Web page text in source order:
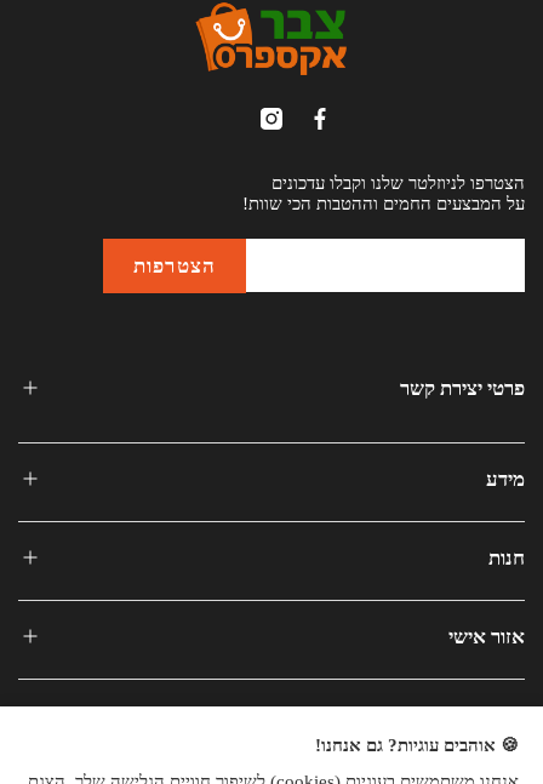
הצטרפו לניוזלטר שלנו וקבלו עדכונים
על המבצעים החמים וההטבות הכי שוות!
פרטי יצירת קשר
מידע
חנות
אזור אישי
🍪 אוהבים עוגיות? גם אנחנו!